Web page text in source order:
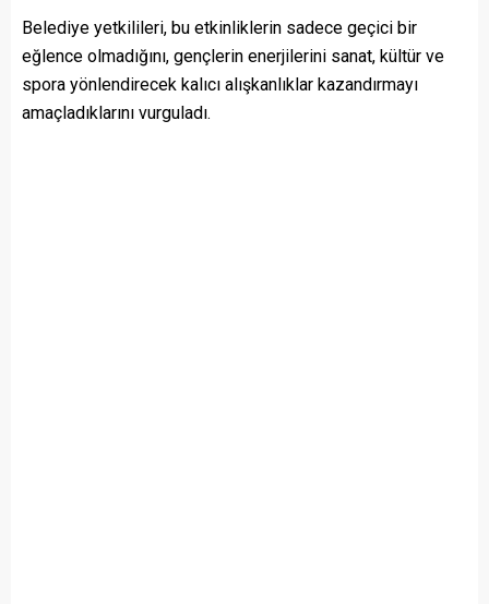
Belediye yetkilileri, bu etkinliklerin sadece geçici bir
eğlence olmadığını, gençlerin enerjilerini sanat, kültür ve
spora yönlendirecek kalıcı alışkanlıklar kazandırmayı
amaçladıklarını vurguladı.